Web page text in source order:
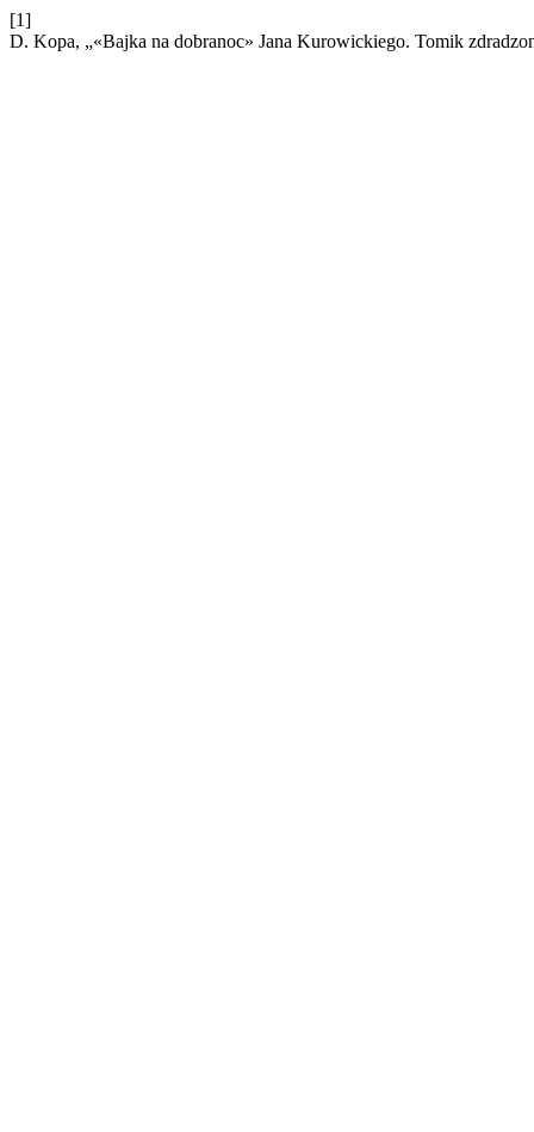
[1]
D. Kopa, „«Bajka na dobranoc» Jana Kurowickiego. Tomik